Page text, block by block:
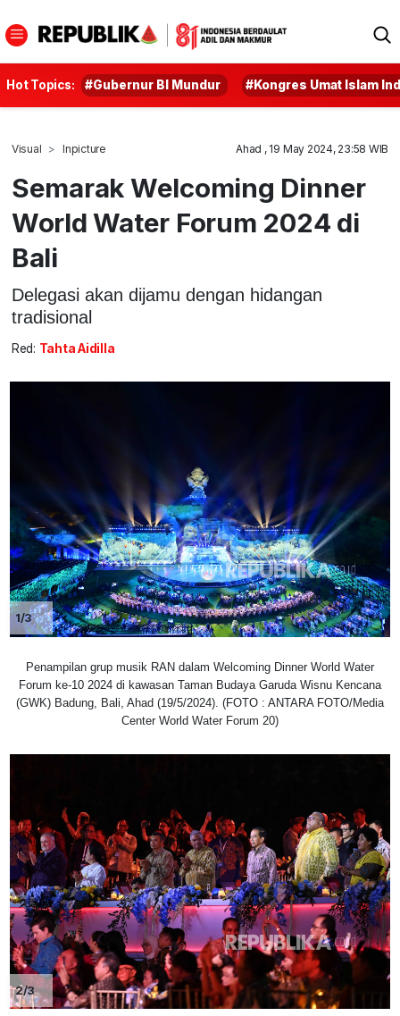
Hot Topics: #Gubernur BI Mundur #Kongres Umat Islam
Visual Inpicture Ahad , 19 May 2024, 23:58 WIB
Semarak Welcoming Dinner
World Water Forum 2024 di
Bali
Delegasi akan dijamu dengan hidangan
tradisional
Red: Tahta Aidilla
1/3
Penampilan grup musik RAN dalam Welcoming Dinner World Water
Forum ke-10 2024 di kawasan Taman Budaya Garuda Wisnu Kencana
(GWK) Badung, Bali, Ahad (19/5/2024). (FOTO : ANTARA FOTO/Media
Center World Water Forum 20)
2/3